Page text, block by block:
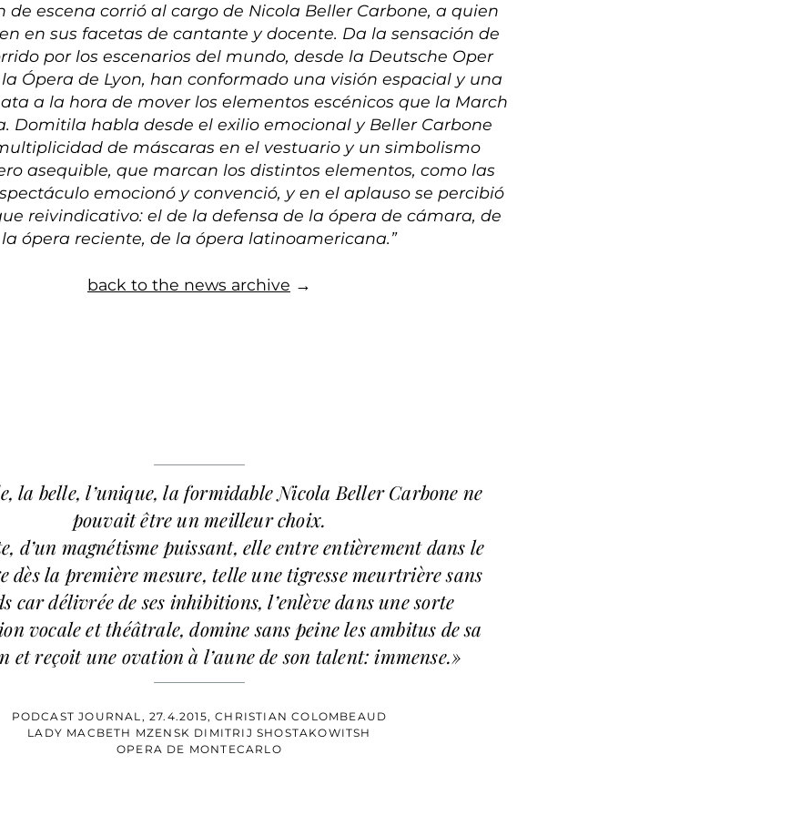
de escena corrió al cargo de Nicola Beller Carbone, a quien
en sus facetas de cantante y docente. Da la sensación de
por los escenarios del mundo, desde la Deutsche Oper
Ópera de Lyon, han conformado una visión espacial y una
a la hora de mover los elementos escénicos que la March
Domitila habla desde el exilio emocional y Beller Carbone
de máscaras en el vestuario y un simbolismo
asequible, que marcan los distintos elementos, como las
emocionó y convenció, y en el aplauso se percibió
reivindicativo: el de la defensa de la ópera de cámara, de
la ópera reciente, de la ópera latinoamericana.”
back to the news archive →
la belle, l’unique, la formidable Nicola Beller Carbone ne
pouvait être un meilleur choix.
d’un magnétisme puissant, elle entre entièrement dans le
dès la première mesure, telle une tigresse meurtrière sans
car délivrée de ses inhibitions, l’enlève dans une sorte
vocale et théâtrale, domine sans peine les ambitus de sa
et reçoit une ovation à l’aune de son talent: immense.»
PODCAST JOURNAL, 27.4.2015, CHRISTIAN COLOMBEAUD
LADY MACBETH MZENSK DIMITRIJ SHOSTAKOWITSH
OPERA DE MONTECARLO